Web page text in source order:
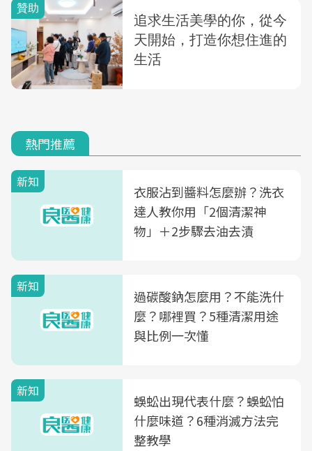
熱門推薦
新知
衣服沾到醬料怎麼辦？洗衣
達人教你用「2個清潔神
物」＋2步驟去油去漬
新知
過碳酸鈉怎麼用？不能洗什
麼？哪裡買？5種清潔用途
與比例一次懂
新知
蜈蚣出現代表什麼？蜈蚣怕
什麼味道？6種消滅方法完
整教學